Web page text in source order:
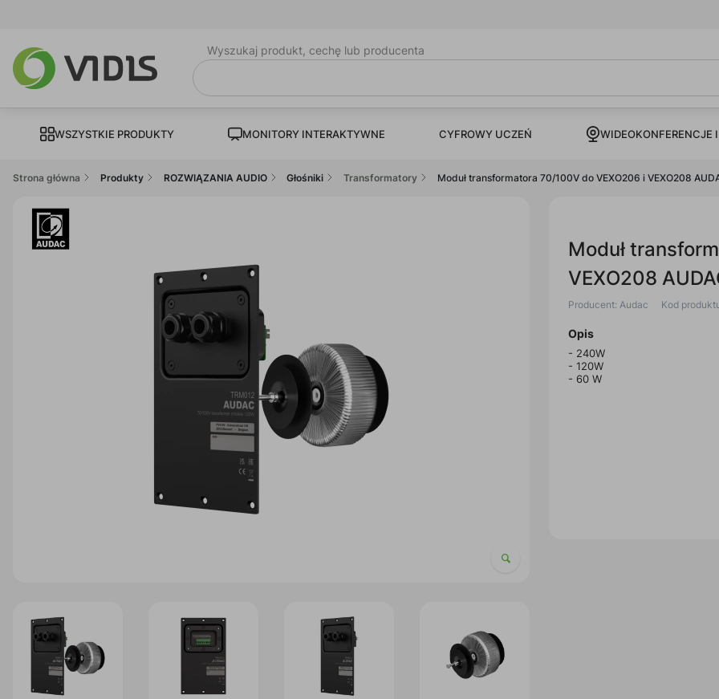
Wyszukaj produkt, cechę lub producenta
WSZYSTKIE PRODUKTY MONITORY INTERAKTYWNE CYFROWY UCZEŃ WIDEOKONFERENCJE
Strona główna Produkty ROZWIĄZANIA AUDIO Głośniki Transformatory Moduł transformatora 70/100V do VEXO206 i VEXO208
Moduł
VEXO208
Producent: Audac Kod
Opis
- 240W
- 120W
- 60 W